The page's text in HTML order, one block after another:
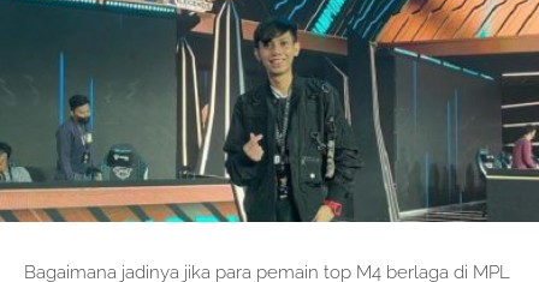
Bagaimana jadinya jika para pemain top M4 berlaga di MPL